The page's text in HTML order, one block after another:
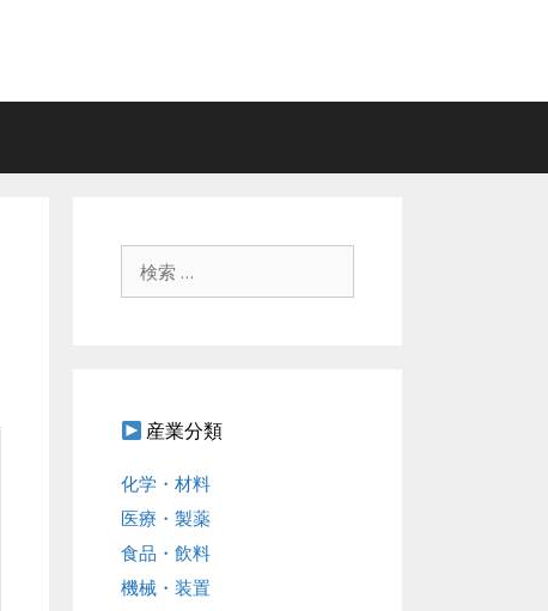
産業分類
化学・材料
医療・製薬
食品・飲料
機械・装置